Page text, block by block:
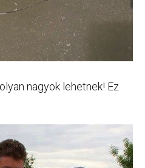
nagyok lehetnek! Ez